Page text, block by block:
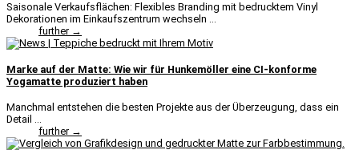
Saisonale Verkaufsflächen: Flexibles Branding mit bedrucktem Vinyl
Dekorationen im Einkaufszentrum wechseln ...
further →
Marke auf der Matte: Wie wir für Hunkemöller eine CI-konforme
Yogamatte produziert haben
Manchmal entstehen die besten Projekte aus der Überzeugung, dass ein
Detail ...
further →